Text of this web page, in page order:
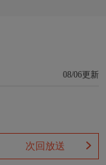
08/06更新
次回放送